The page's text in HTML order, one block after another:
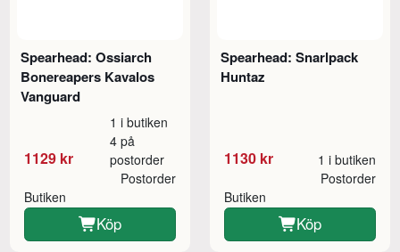
Spearhead: Ossiarch
Bonereapers Kavalos
Vanguard
1129 kr
1 i butiken
4 på
postorder
Butiken
Postorder
Köp
Spearhead: Snarlpack
Huntaz
1130 kr 1 i butiken
Butiken
Postorder
Köp